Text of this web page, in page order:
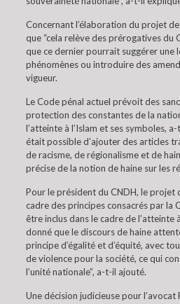
Concernant l’élaboration du projet
que “cela relève des prérogatives du
que ce dernier pourrait suggérer une
phénomènes ou introduire des
vigueur.
Le Code pénal actuel prévoit des
protection des constantes de la
l’atteinte à l’Islam et ses symboles,
était possible d’ajouter des articles
de racisme, de régionalisme et de
précise de la notion de haine sur les
Pour le président du CNDH, le projet
cadre des principes consacrés par
être inclus dans le cadre de l’atteinte
donné que le discours de haine
principe d’égalité et d’équité, avec
de violence pour la société, ce qui
l’unité nationale”, a-t-il ajouté.
Une décision judicieuse pour l’avocat